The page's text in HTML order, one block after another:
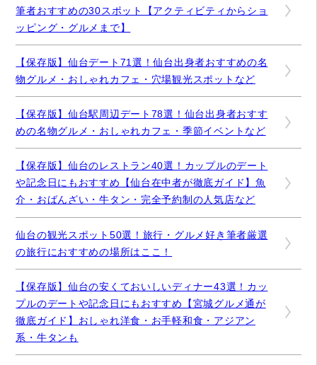
筆者おすすめの30スポット【アクティビティからショ
ッピング・グルメまで】
【保存版】仙台デート71選！仙台出身者おすすめの名
物グルメ・おしゃれカフェ・穴場観光スポットなど
【保存版】仙台駅周辺デート78選！仙台出身者おすす
めの名物グルメ・おしゃれカフェ・季節イベントなど
【保存版】仙台のレストラン40選！カップルのデート
や記念日にもおすすめ【仙台在中者が徹底ガイド】魚
介・おばんざい・牛タン・完全予約制の人気店など
仙台の観光スポット50選！旅行・グルメ好き筆者厳選
の旅行におすすめの場所はここ！
【保存版】仙台の安くておいしいディナー43選！カッ
プルのデートや記念日にもおすすめ【宮城グルメ通が
徹底ガイド】おしゃれ洋食・お手軽和食・アジアン
系・牛タンも